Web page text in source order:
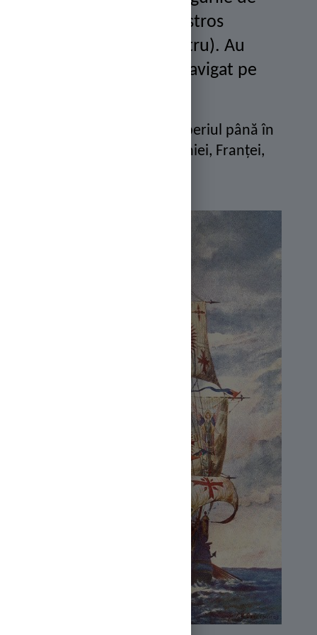
vărsare ale fluviilor Istros
(Dunărea), Tiras (Nistru). Au
construit orașe, au navigat pe
și-au extins imperiul până în
teritoriile de azi ale Spaniei, Franței,